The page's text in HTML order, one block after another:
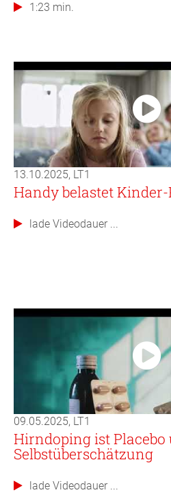
1:23 min.
13.10.2025, LT1
Handy belastet Kinder-
lade Videodauer ...
09.05.2025, LT1
Hirndoping ist Placebo
Selbstüberschätzung
lade Videodauer ...